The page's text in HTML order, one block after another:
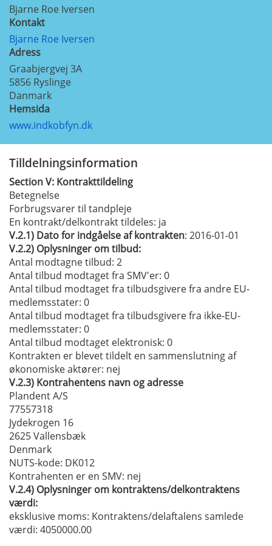
Bjarne Roe Iversen
Kontakt
Bjarne Roe Iversen
Adress
Graabjergvej 3A
5856 Ryslinge
Danmark
Hemsida
www.indkobfyn.dk
Tilldelningsinformation
SectionV: Kontrakttildeling
Betegnelse
Forbrugsvarer til tandpleje
En kontrakt/delkontrakt tildeles: ja
V.2.1) Dato for indgåelse af kontrakten: 2016-01-01
V.2.2) Oplysninger om tilbud:
Antal modtagne tilbud: 2
Antal tilbud modtaget fra SMV'er: 0
Antal tilbud modtaget fra tilbudsgivere fra andre EU-
medlemsstater: 0
Antal tilbud modtaget fra tilbudsgivere fra ikke-EU-
medlemsstater: 0
Antal tilbud modtaget elektronisk: 0
Kontrakten er blevet tildelt en sammenslutning af
økonomiske aktører: nej
V.2.3) Kontrahentens navn og adresse
Plandent A/S
77557318
Jydekrogen 16
2625 Vallensbæk
Denmark
NUTS-kode: DK012
Kontrahenten er en SMV: nej
V.2.4) Oplysninger om kontraktens/delkontraktens
værdi:
eksklusive moms: Kontraktens/delaftalens samlede
værdi: 4050000.00